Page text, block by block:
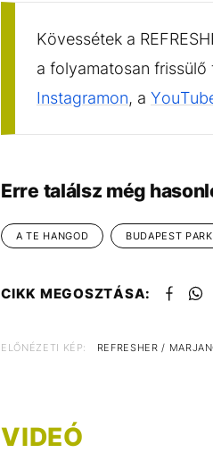
Kövessétek a
a folyamatosan
Instagramon, a
Erre találsz még
A TE HANGOD BUDAPEST PARK
CIKK MEGOSZTÁSA:
ELŐNÉZETI KÉP: REFRESHER /
VIDEÓ